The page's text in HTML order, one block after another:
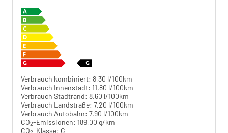
Verbrauch kombiniert: 8,30 l/100km
Verbrauch Innenstadt: 11,80 l/100km
Verbrauch Stadtrand: 8,60 l/100km
Verbrauch Landstraße: 7,20 l/100km
Verbrauch Autobahn: 7,90 l/100km
CO2-Emissionen: 189,00 g/km
CO -Klasse: G